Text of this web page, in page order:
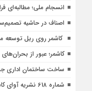
انسجام ملی؛ مطالبه‌ای
اصناف در حاشیه
کاشمر روی ریل توسعه
کاشمر؛ عبور از
ساخت ساختمان اداری
شماره 618 نشریه آوای کاشمر